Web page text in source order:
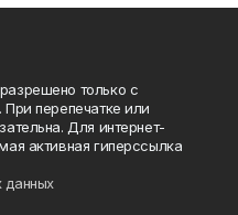
только с
перепечатке или
Для интернет-
активная гиперссылка
данных